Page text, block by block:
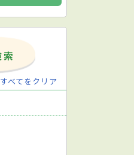
すべてをクリア